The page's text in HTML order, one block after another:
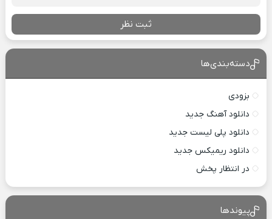
ثبت نظر
دسته‌بندی‌ها
بزودی
دانلود آهنگ جدید
دانلود پلی لیست جدید
دانلود ریمیکس جدید
در انتظار پخش
پیوندها